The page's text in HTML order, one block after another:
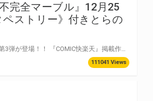
完全マーブル』12月25
ストリー》付きとらの
111041 Views